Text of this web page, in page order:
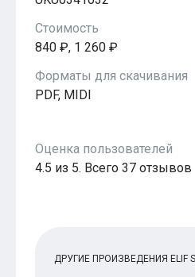
Бесплатные
Стоимость
840 ₽, 1 260 ₽
Форматы для скачивания
PDF, MIDI
Оценка пользователей
4.5 из 5. Всего 37 отзывов
ДРУГИЕ ПРОИЗВЕДЕНИЯ ELIF